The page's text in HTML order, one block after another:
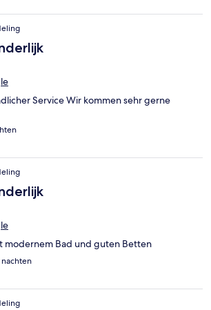
Service Wir kommen sehr gerne
modernem Bad und guten Betten